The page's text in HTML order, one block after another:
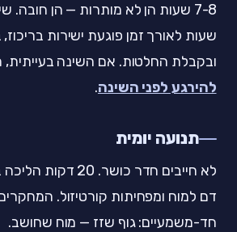
שעות לאורך זמן פוגעת ישירות בריכוז,
ובקבלת החלטות. אם השינה בעייתית,
להירגע לפני השינה.
תנועה יומית
לא חייבים חדר כושר.
דם למוח ומפחיתות קורטיזול.
חד-משמעיים: גוף שזז — מוח שחושב.